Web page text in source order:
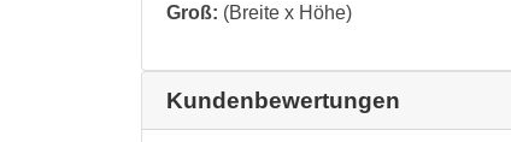
Groß: (Breite x Höhe)
Kundenbewertungen